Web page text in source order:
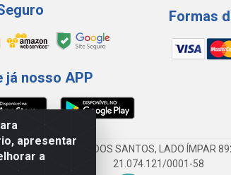
apresentar
a
já nosso APP
Formas
AV DA ABDIAS JOSÉ DOS SANTOS, LADO ÍMPAR
21.074.121/0001-58